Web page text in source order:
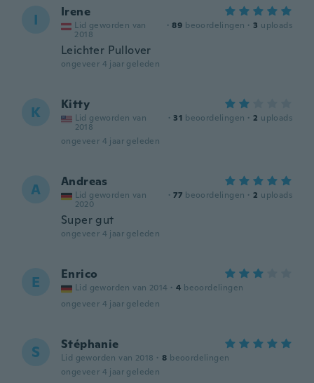
I Irene
Lid geworden van
2018
· 89 beoordelingen · 3 uploads
Leichter Pullover
ongeveer 4 jaar geleden
K Kitty
Lid geworden van
2018
· 31 beoordelingen · 2 uploads
ongeveer 4 jaar geleden
A Andreas
Lid geworden van
2020
· 77 beoordelingen · 2 uploads
Super gut
ongeveer 4 jaar geleden
E Enrico
Lid geworden van 2014 · 4 beoordelingen
ongeveer 4 jaar geleden
S Stéphanie
Lid geworden van 2018 · 8 beoordelingen
ongeveer 4 jaar geleden